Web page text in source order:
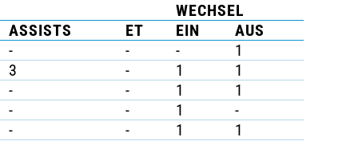
WECHSEL
ASSISTS ET EIN
AUS
- - -
1
3 - 1
1
- - 1
1
- - 1
-
- - 1
1